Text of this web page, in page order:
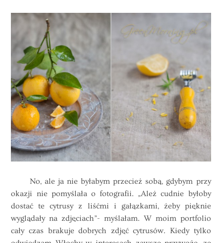
No, ale ja nie byłabym przecież sobą, gdybym przy
okazji nie pomyślała o fotografii. „Ależ cudnie byłoby
dostać te cytrusy z liśćmi i gałązkami, żeby pięknie
wyglądały na zdjęciach”- myślałam. W moim portfolio
cały czas brakuje dobrych zdjęć cytrusów. Kiedy tylko